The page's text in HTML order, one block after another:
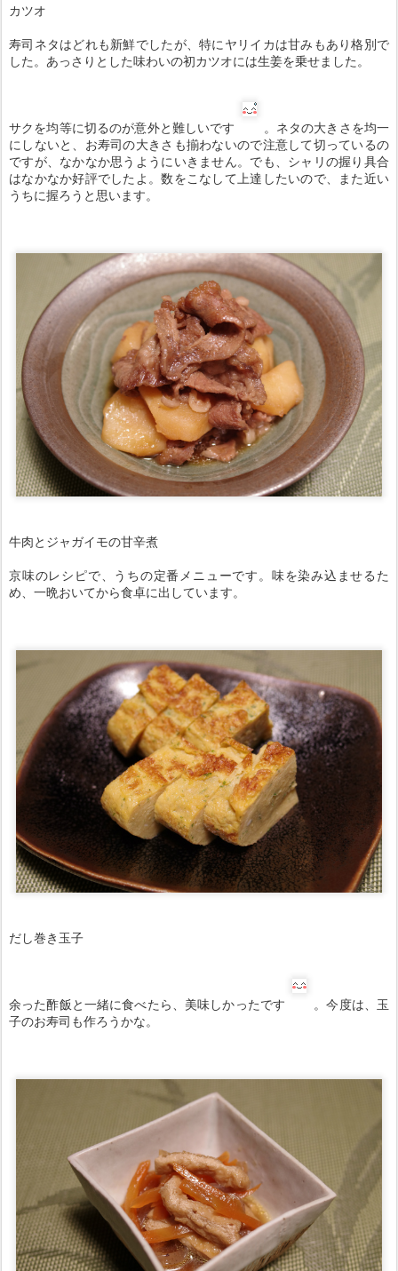
カツオ
寿司ネタはどれも新鮮でしたが、特にヤリイカは甘みもあり格別で
した。あっさりとした味わいの初カツオには生姜を乗せました。
サクを均等に切るのが意外と難しいです
。ネタの大きさを均一
にしないと、お寿司の大きさも揃わないので注意して切っているの
ですが、なかなか思うようにいきません。でも、シャリの握り具合
はなかなか好評でしたよ。数をこなして上達したいので、また近い
うちに握ろうと思います。
牛肉とジャガイモの甘辛煮
京味のレシピで、うちの定番メニューです。味を染み込ませるた
め、一晩おいてから食卓に出しています。
だし巻き玉子
余った酢飯と一緒に食べたら、美味しかったです
。今度は、玉
子のお寿司も作ろうかな。